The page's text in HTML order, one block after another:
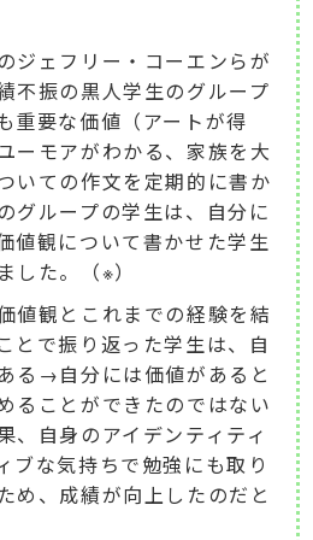
ジェフリー・コーエンらが
不振の黒人学生のグループ
重要な価値（アートが得
ーモアがわかる、家族を大
いての作文を定期的に書か
グループの学生は、自分に
値観について書かせた学生
した。（※）
値観とこれまでの経験を結
とで振り返った学生は、自
る→自分には価値があると
ることができたのではない
、自身のアイデンティティ
ブな気持ちで勉強にも取り
め、成績が向上したのだと